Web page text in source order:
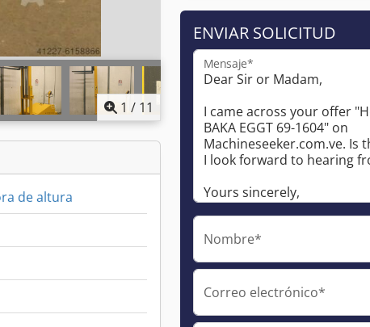
1 / 11
de altura
ENVIAR SOLICITUD
Mensaje*
Nombre*
Correo electrónico*